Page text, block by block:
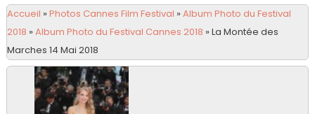
Accueil »Photos Cannes Film Festival »Album Photo du Festival
2018 »Album Photo du Festival Cannes 2018 »La Montée des
Marches 14 Mai 2018